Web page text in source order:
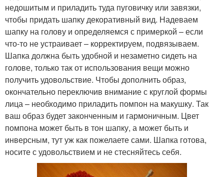
недошитым и приладить туда пуговичку или завязки,
чтобы придать шапку декоративный вид. Надеваем
шапку на голову и определяемся с примеркой – если
что-то не устраивает – корректируем, подвязываем.
Шапка должна быть удобной и незаметно сидеть на
голове, только так от использования вещи можно
получить удовольствие. Чтобы дополнить образ,
окончательно переключив внимание с круглой формы
лица – необходимо приладить помпон на макушку. Так
ваш образ будет законченным и гармоничным. Цвет
помпона может быть в тон шапку, а может быть и
инверсным, тут уж как пожелаете сами. Шапка готова,
носите с удовольствием и не стесняйтесь себя.